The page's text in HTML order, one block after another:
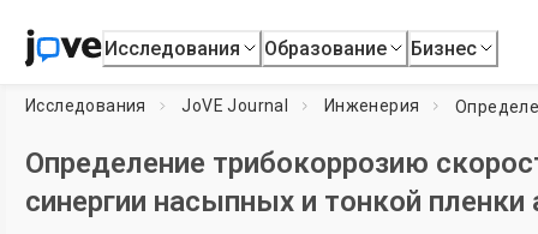
Исследования Образование Бизнес
Исследования JoVE Journal Инженерия
Определение трибокоррозию
синергии насыпных и тонкой